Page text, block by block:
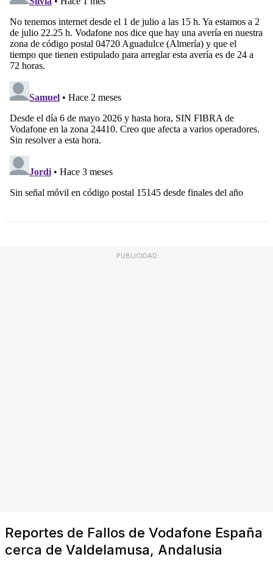
PUBLICIDAD
Reportes de Fallos de Vodafone España
cerca de Valdelamusa, Andalusia